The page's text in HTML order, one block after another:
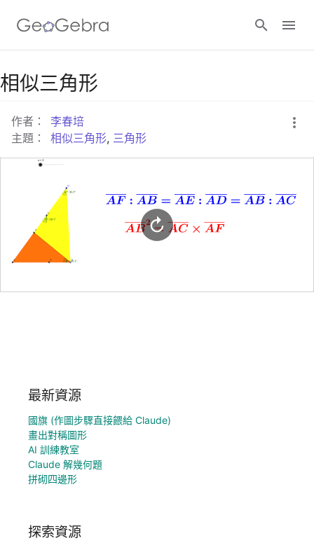
Google Classroom
GeoGebra Classroom
相似三角形
作者：
李春培
主題：
相似三角形, 三角形
最新資源
國旗 (作圖步驟直接餵給 Claude)
畫出對稱圖形
AI 訓練教室
Claude 解幾何題
拼砌四邊形
探索資源